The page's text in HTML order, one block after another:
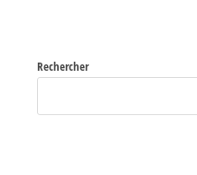
Rechercher